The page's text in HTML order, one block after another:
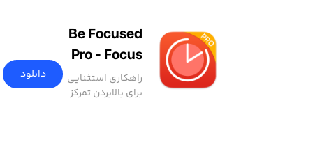
Be Focused
Pro - Focus
Timer
راهکاری استثنایی
برای بالابردن تمرکز
دانلود